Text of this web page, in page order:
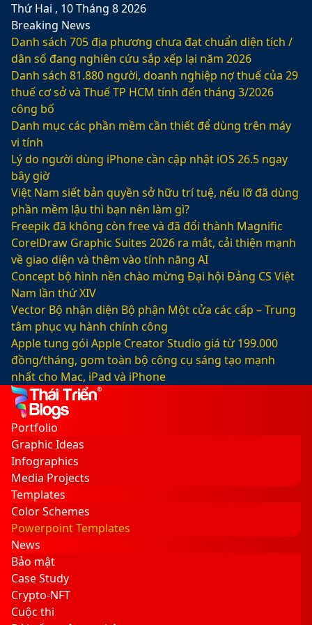
Thứ Hai , 10 Tháng 8 2026
Breaking News
Danh sách 705 địa phương chưa đạt chuẩn diện tích /
dân số đang nghiên cứu sắp xếp lại năm 2026
Danh sách 81.880‬ người, doanh nghiệp nợ thuế của 29
thuế cơ sở và Thuế TP HCM tính đến tháng 3/2026
công bố
Danh mục các phần mềm cần thiết để dùng trên máy
vi tính
Lý do người dùng iPhone cần cập nhật iOS 26.5 ngay
bây giờ
Việt Nam siết bản quyền sở hữu trí tuệ, nếu lỡ đã dùng
phần mềm lậu thì bạn nên làm gì?
Freepik đã không còn free và đã đổi thành Magnific
CorelDraw Graphic Suites 2026 ra mắt, cải thiện mạnh
về giao diện và thêm vào tính năng AI
Concept bộ hình nền chào mừng Đại hội Đảng CS Việt
Nam lần thứ XIV
Vector Bộ nhận diện Bộ phận Một cửa các cấp – Trung
tâm phục vụ hành chính công
Apple tung gói Apple Creator Studio giá từ 199.000
đồng/tháng, gom toàn bộ công cụ sáng tạo mạnh
nhất cho Mac, iPad và iPhone
Facebook
X
LinkedIn
YouTube
Google
Play
Sidebar
Switch
skin
Portfolio
Graphic Ideas
Infographics
Media Projects
Templates
Color Schemes
Powerpoint Templates
News
Bảo mật
Case Study
Crypto-NFT
Cuộc thi